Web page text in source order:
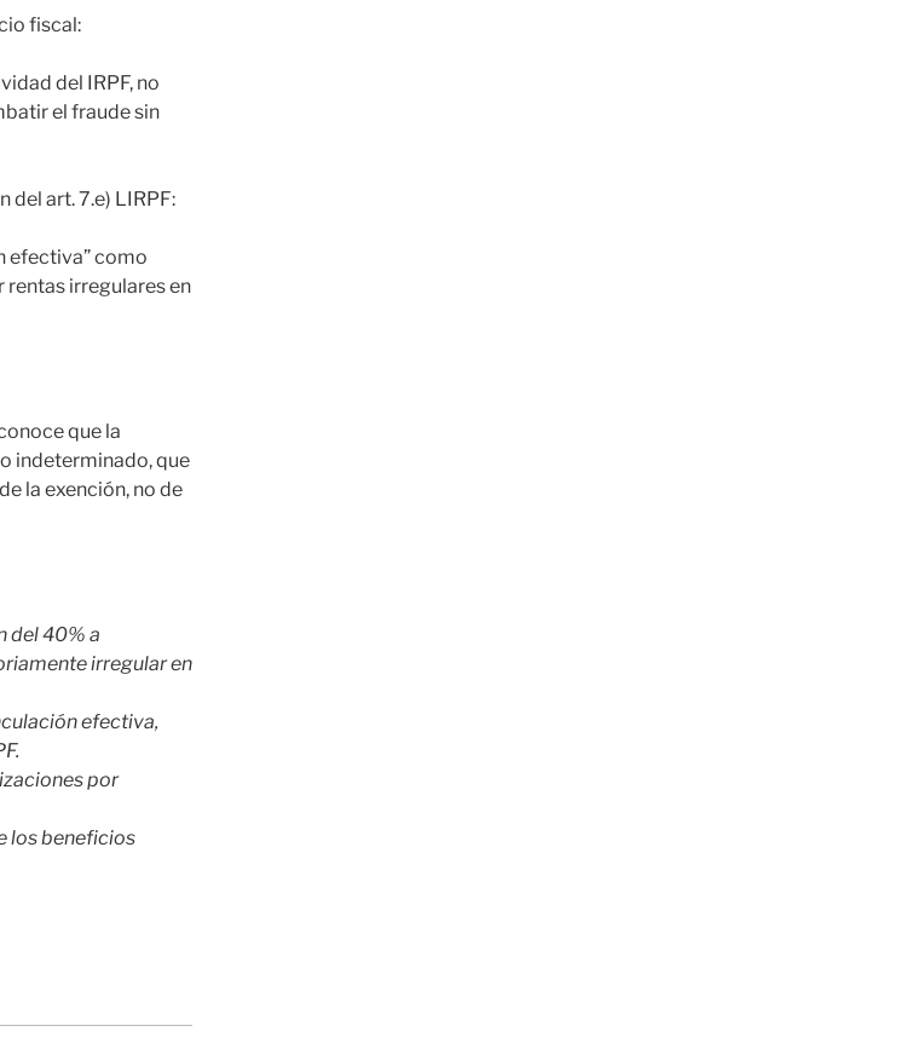
fiscal:
del IRPF, no
el fraude sin
del art. 7.e) LIRPF:
efectiva” como
irregulares en
que la
indeterminado, que
la exención, no de
del 40% a
irregular en
efectiva,
por
los beneficios